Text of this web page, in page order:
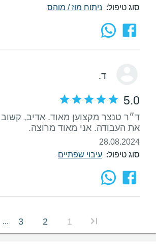
סוג טיפול: ניתוח מוז / מוהס
ד.
5.0
ד״ר טנצר מקצוען מאוד. אדיב, קשוב
את העבודה. אני מאוד מרוצה.
28.08.2024
סוג טיפול: עיבוי שפתיים
1
2
3
...